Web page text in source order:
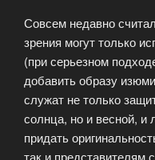
Совсем недавно
зрения могут только
(при серьезном
добавить образу
служат не только
солнца, но и весной, и
придать
так и представителям